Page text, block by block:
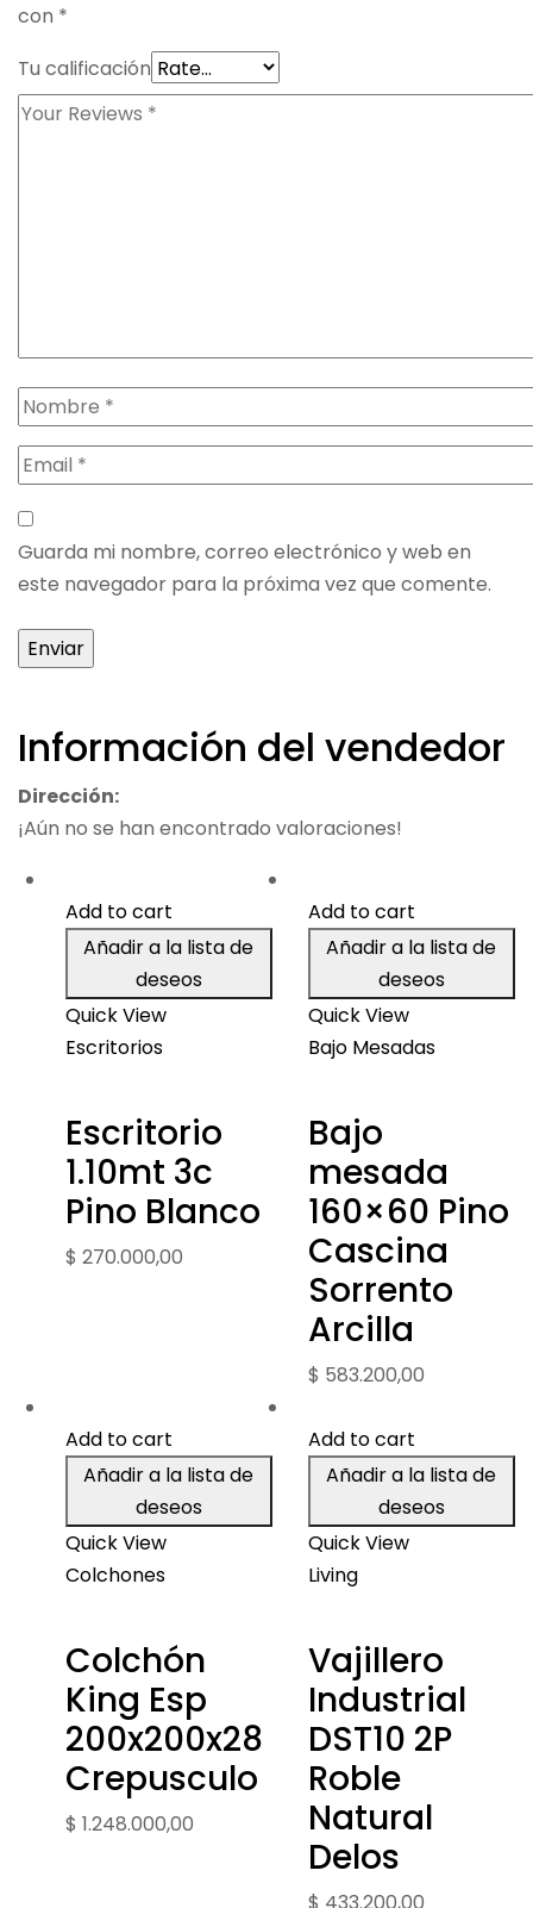
con *
Tu calificación
Guarda mi nombre, correo electrónico y web en
este navegador para la próxima vez que comente.
Información del vendedor
Dirección:
¡Aún no se han encontrado valoraciones!
Add to cart
Añadir a la lista de
deseos
Quick View
Escritorios
Escritorio
1.10mt 3c
Pino Blanco
$ 270.000,00
Add to cart
Añadir a la lista de
deseos
Quick View
Bajo Mesadas
Bajo
mesada
160×60 Pino
Cascina
Sorrento
Arcilla
$ 583.200,00
Add to cart
Añadir a la lista de
deseos
Quick View
Colchones
Colchón
King Esp
200x200x28
Crepusculo
$ 1.248.000,00
Add to cart
Añadir a la lista de
deseos
Quick View
Living
Vajillero
Industrial
DST10 2P
Roble
Natural
Delos